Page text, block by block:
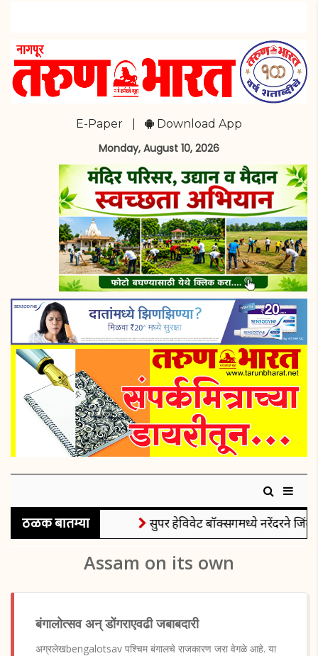
E-Paper Download App
Monday, August 10, 2026
ठळक बातम्या सुपर हेविवेट बॉक्सिंगमध्ये नरेंदरने
Assam on its own
बंगालोत्सव अन् डोंगराएवढी जबाबदारी
अग्रलेखbengalotsav पश्चिम बंगालचे राजकारण जरा वेगळे आहे. या